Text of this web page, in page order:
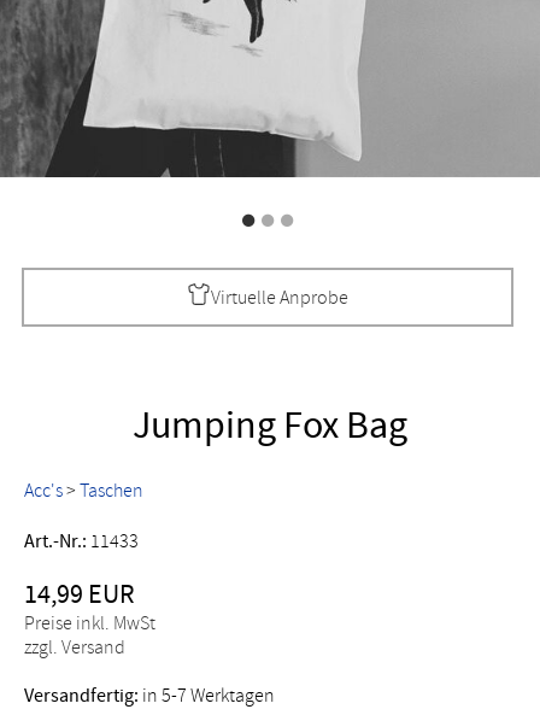
Virtuelle Anprobe
Jumping Fox Bag
Acc's> Taschen
Art.-Nr.: 11433
14,99 EUR
Preise inkl. MwSt
zzgl. Versand
Versandfertig: in 5-7 Werktagen